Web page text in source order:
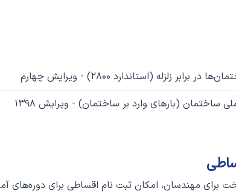
زلزله (استاندارد ۲۸۰۰) - ویرایش چهارم
(بارهای وارد بر ساختمان) - ویرایش ۱۳۹۸
برای مهندسان، امکان ثبت‌ نام اقساطی برای دوره‌های